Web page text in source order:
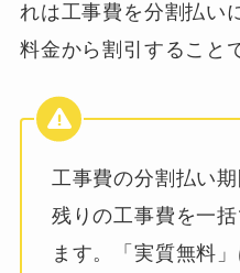
れは工事費を分割払い
料金から割引すること
工事費の分割払い
残りの工事費を一
ます。「実質無料